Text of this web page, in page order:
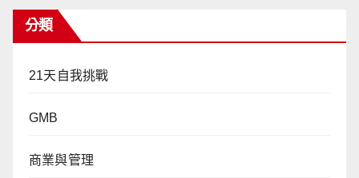
分類
21天自我挑戰
GMB
商業與管理